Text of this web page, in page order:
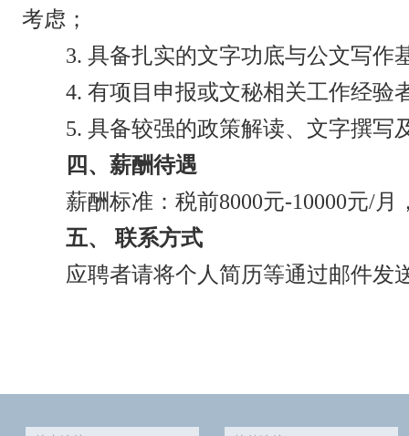
考虑；
3. 具备扎实的文字功底与公文写作
4. 有项目申报或文秘相关工作经验
5. 具备较强的政策解读、文字撰写
四、薪酬待遇
薪酬标准：税前8000元-10000元/月
五、 联系方式
应聘者请将个人简历等通过邮件发